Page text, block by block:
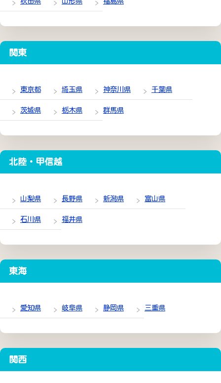
関東
東京都 埼玉県 神奈川県 千葉県
茨城県 栃木県 群馬県
北陸・甲信越
山梨県 長野県 新潟県 富山県
石川県 福井県
東海
愛知県 岐阜県 静岡県 三重県
関西